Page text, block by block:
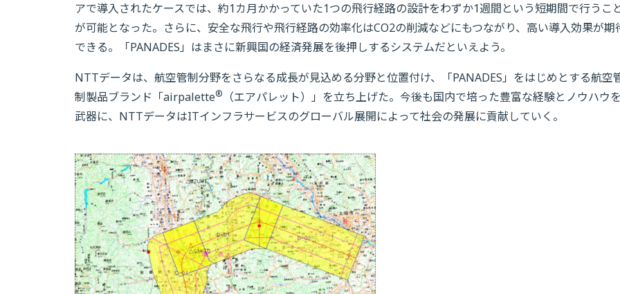
アで導入されたケースでは、約1カ月かかっていた1つの飛行経路の設計をわずか1週間という短期間で行うこ
が可能となった。さらに、安全な飛行や飛行経路の効率化はCO2の削減などにもつながり、高い導入効果が期
できる。「PANADES」はまさに新興国の経済発展を後押しするシステムだといえよう。
NTTデータは、航空管制分野をさらなる成長が見込める分野と位置付け、「PANADES」をはじめとする航空
制製品ブランド「airpalette®
（エアパレット）」を立ち上げた。今後も国内で培った豊富な経験とノウハウ
武器に、NTTデータはITインフラサービスのグローバル展開によって社会の発展に貢献していく。